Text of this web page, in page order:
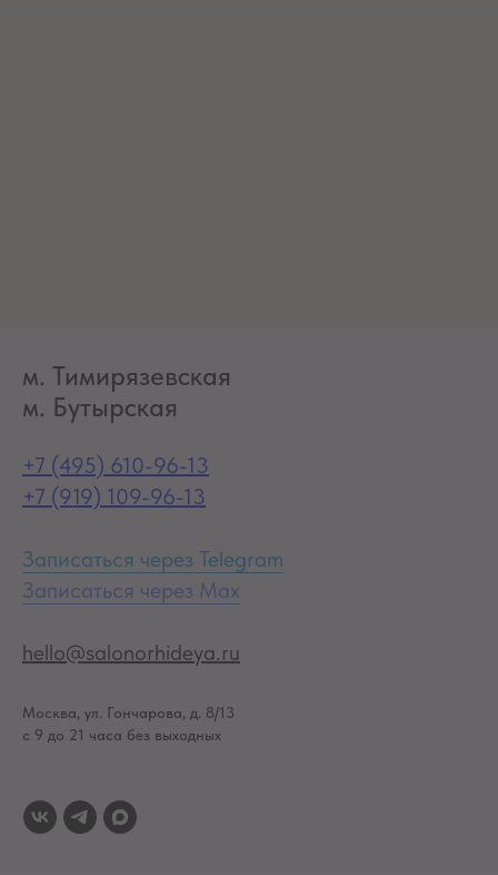
м. Тимирязевская
м. Бутырская
+7 (495) 610-96-13
+7 (919) 109-96-13
Записаться через Telegram
Записаться через Max
hello@salonorhideya.ru
Москва, ул. Гончарова, д. 8/13
с 9 до 21 часа без выходных